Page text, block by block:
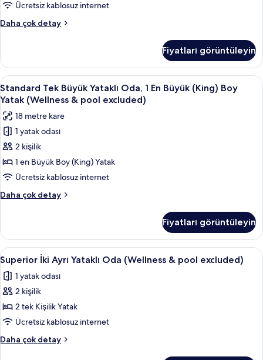
fazla
detay
Yatak
ve
Çekyat
-
Wellness
&
pool
excluded)
için
tüm
fotoğrafları
görün
Ücretsiz kablosuz internet
Daha çok detay
Junior
Büyük
(King)
Boy
Yatak
Çekyat
(Plus
Wellness
&
excluded)
hakkında
daha
Fiyatları görüntüleyin
Standard
Tek
Büyük
Yataklı
Oda,
1
En
Büyük
(King)
Boy
(Wellness
&
pool
excluded)
için
tüm
fotoğrafları
görün
Standard Tek Büyük Yataklı Oda, 1
6
Standard Tek Büyük Yataklı Oda, 1 En Büyük (King) Boy
Yatak (Wellness & pool excluded)
18 metre kare
1 yatak odası
2 kişilik
1 en Büyük Boy (King) Yatak
Ücretsiz kablosuz internet
Daha çok detay
Standard
Oda,
En
Büyük
(King)
Boy
(Wellness
&
excluded)
Fiyatları görüntüleyin
Superior
İki
Ayrı
Yataklı
Oda
(Wellness
&
pool
Superior İki Ayrı Yataklı Oda
8
Superior İki Ayrı Yataklı Oda (Wellness & pool excluded)
1 yatak odası
2 kişilik
2 tek Kişilik Yatak
Ücretsiz kablosuz internet
Daha çok detay
Superior